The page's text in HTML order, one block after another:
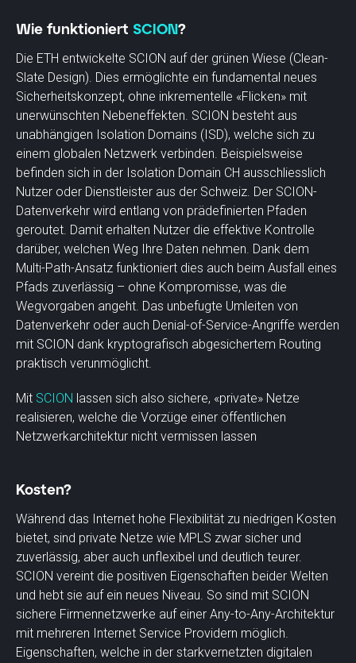
Wie funktioniert SCION?
Die ETH entwickelte SCION auf der grünen Wiese (Clean-
Slate Design). Dies ermöglichte ein fundamental neues
Sicherheitskonzept, ohne inkrementelle «Flicken» mit
unerwünschten Nebeneffekten. SCION besteht aus
unabhängigen Isolation Domains (ISD), welche sich zu
einem globalen Netzwerk verbinden. Beispielsweise
befinden sich in der Isolation Domain CH ausschliesslich
Nutzer oder Dienstleister aus der Schweiz. Der SCION-
Datenverkehr wird entlang von prädefinierten Pfaden
geroutet. Damit erhalten Nutzer die effektive Kontrolle
darüber, welchen Weg Ihre Daten nehmen. Dank dem
Multi-Path-Ansatz funktioniert dies auch beim Ausfall eines
Pfads zuverlässig – ohne Kompromisse, was die
Wegvorgaben angeht. Das unbefugte Umleiten von
Datenverkehr oder auch Denial-of-Service-Angriffe werden
mit SCION dank kryptografisch abgesichertem Routing
praktisch verunmöglicht.
Mit SCION lassen sich also sichere, «private» Netze
realisieren, welche die Vorzüge einer öffentlichen
Netzwerkarchitektur nicht vermissen lassen
Kosten?
Während das Internet hohe Flexibilität zu niedrigen Kosten
bietet, sind private Netze wie MPLS zwar sicher und
zuverlässig, aber auch unflexibel und deutlich teurer.
SCION vereint die positiven Eigenschaften beider Welten
und hebt sie auf ein neues Niveau. So sind mit SCION
sichere Firmennetzwerke auf einer Any-to-Any-Architektur
mit mehreren Internet Service Providern möglich.
Eigenschaften, welche in der starkvernetzten digitalen